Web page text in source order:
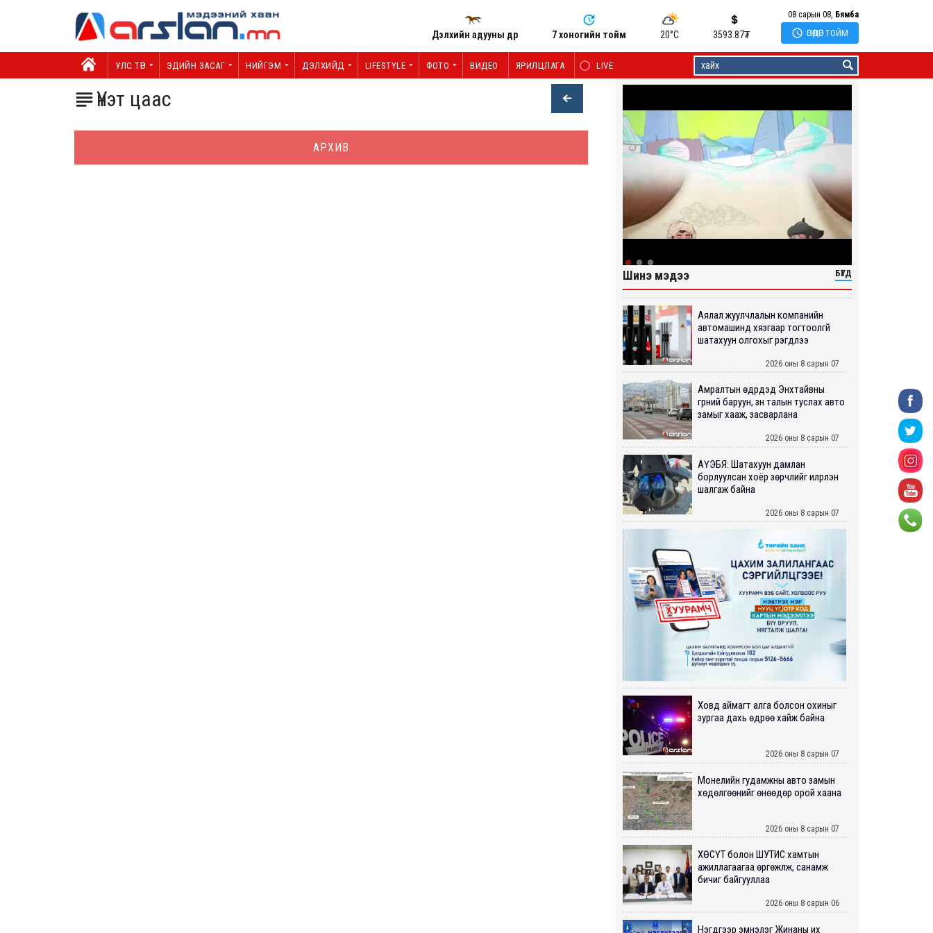
Дэлхийн адууны өдөр 7 хоногийн тойм 20°C 3593.87₮
08 сарын 08, Бямба
 ӨНӨӨДӨР ТОЙМ
УЛС ТӨР ЭДИЙН ЗАСАГ НИЙГЭМ ДЭЛХИЙД LIFESTYLE ФОТО ВИДЕО ЯРИЛЦЛАГА LIVE
Үнэт цаас
АРХИВ
Шинэ мэдээ БҮГД
Аялал жуулчлалын компанийн
автомашинд хязгаар тогтоолгүй
шатахуун олгохыг үүрэгдлээ
2026 оны 8 сарын 07
Амралтын өдрүүдэд Энхтайвны
гүүрний баруун, зүүн талын туслах авто
замыг хааж, засварлана
2026 оны 8 сарын 07
АҮЭБЯ: Шатахуун дамлан
борлуулсан хоёр зөрчлийг илрүүлэн
шалгаж байна
2026 оны 8 сарын 07
Ховд аймагт алга болсон охиныг
зургаа дахь өдрөө хайж байна
2026 оны 8 сарын 07
Монелийн гудамжны авто замын
хөдөлгөөнийг өнөөдөр орой хаана
2026 оны 8 сарын 07
ХӨСҮТ болон ШУТИС хамтын
ажиллагаагаа өргөжүүлж, санамж
бичиг байгууллаа
2026 оны 8 сарын 06
Нэгдүгээр эмнэлэг Жинаны их